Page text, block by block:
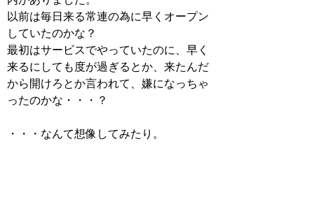
以前は毎日来る常連の為に早くオープン
していたのかな？
最初はサービスでやっていたのに、早く
来るにしても度が過ぎるとか、来たんだ
から開けろとか言われて、嫌になっちゃ
ったのかな・・・？
・・・なんて想像してみたり。